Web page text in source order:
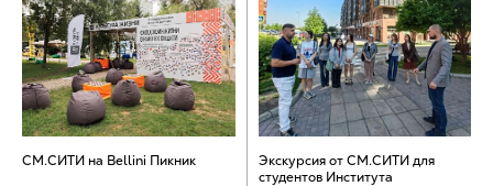
СМ.СИТИ на Bellini Пикник
Экскурсия от СМ.СИТИ для
студентов Института